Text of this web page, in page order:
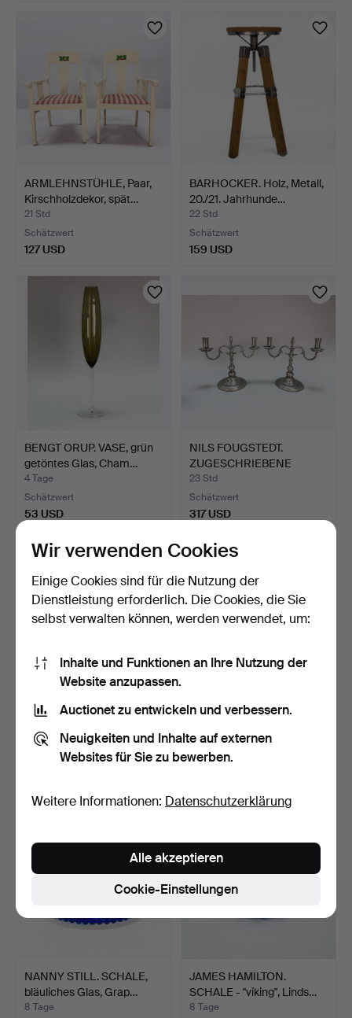
ARMLEHNSTÜHLE, Paar,
Kirschholzdekor, spät…
21 Std
Schätzwert
127 USD
BARHOCKER. Holz, Metall,
20./21. Jahrhunde…
22 Std
Schätzwert
159 USD
BENGT ORUP. VASE, grün
getöntes Glas, Cham…
4 Tage
Schätzwert
53 USD
NILS FOUGSTEDT.
ZUGESCHRIEBENE
KERZENLEUC…
23 Std
Schätzwert
317 USD
KALTSCHALE /
DECKEL, Zinn. …
23 Std
Schätzwert
CHAMPAGNEFLÖTEN
8 Tage
Schätzwert
NANNY STILL. SCHALE,
bläuliches Glas, Grap…
8 Tage
JAMES HAMILTON.
SCHALE - ''viking'', Linds…
8 Tage
Wir verwenden Cookies
Einige Cookies sind für die Nutzung der
Dienstleistung erforderlich. Die Cookies, die Sie
selbst verwalten können, werden verwendet, um:
Inhalte und Funktionen an Ihre Nutzung der
Website anzupassen.
Auctionet zu entwickeln und verbessern.
Neuigkeiten und Inhalte auf externen
Websites für Sie zu bewerben.
Weitere Informationen: Datenschutzerklärung
Cookie-Einstellungen
Alle akzeptieren